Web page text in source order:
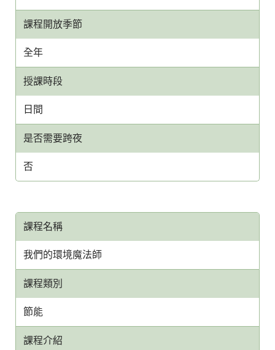
課程開放季節
全年
授課時段
日間
是否需要跨夜
否
課程名稱
我們的環境魔法師
課程類別
節能
課程介紹